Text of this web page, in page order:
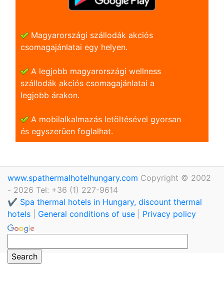
Magyarországi szállodák akciós
csomagajánlatai egy helyen.
A legjobb magyarországi wellness
szállodák akciós csomagajánlatai a
legjobb árakon.
A mobilalkalmazás letöltésével gyorsan
és egyszerũen foglalhat.
www.spathermalhotelhungary.com Copyright © 2002
- 2026 Tel: +36 (1) 227-9614
✔️ Spa thermal hotels in Hungary, discount thermal
hotels
General conditions of use Privacy policy